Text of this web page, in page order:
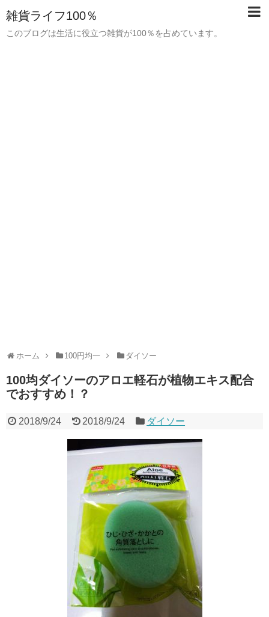
雑貨ライフ100％
このブログは生活に役立つ雑貨が100％を占めています。
ホーム 100円均一 ダイソー
100均ダイソーのアロエ軽石が植物エキス配合
でおすすめ！？
2018/9/24 2018/9/24 ダイソー